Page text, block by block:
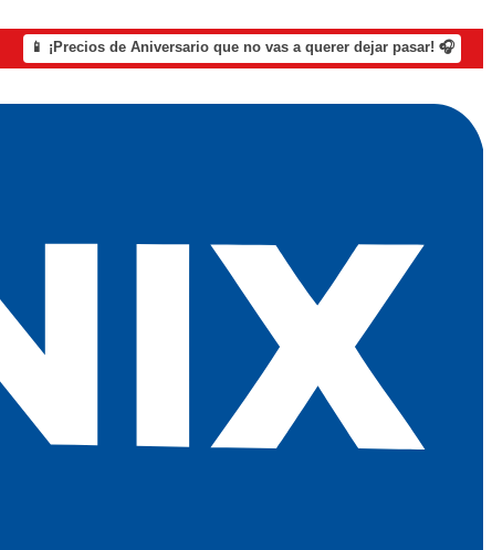
📱 ¡Precios de Aniversario que no vas a querer dejar pasar! 🎧